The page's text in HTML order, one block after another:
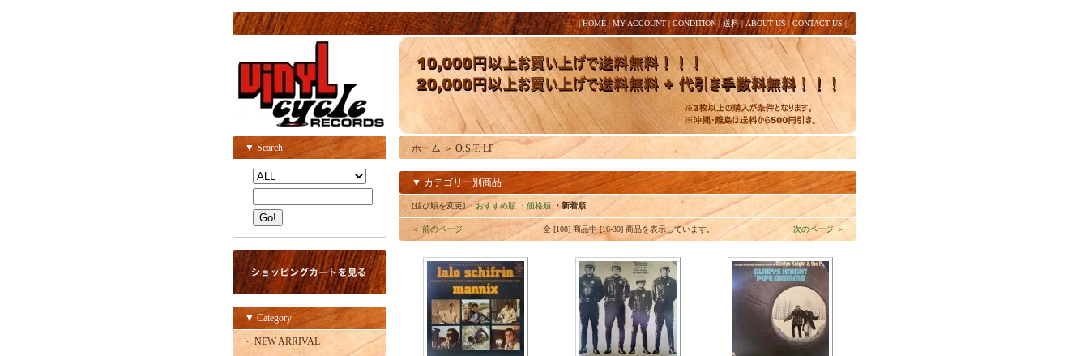
|HOME|MY ACCOUNT |CONDITION |送料| ABOUT US |CONTACT US |
▼ Search
▼ Category
・ NEW ARRIVAL
ホーム ＞ O.S.T. LP
▼ カテゴリー別商品
[並び順を変更]・おすすめ順 ・価格順 ・新着順
＜ 前のページ 全 [108] 商品中 [16-30] 商品を表示しています。 次のページ ＞